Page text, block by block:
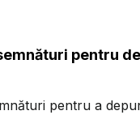
pentru
pentru a